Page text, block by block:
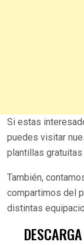
Si estas
puedes visitar
plantillas
También,
compartimos del
distintas